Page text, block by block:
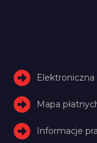
Mapa
Informacje